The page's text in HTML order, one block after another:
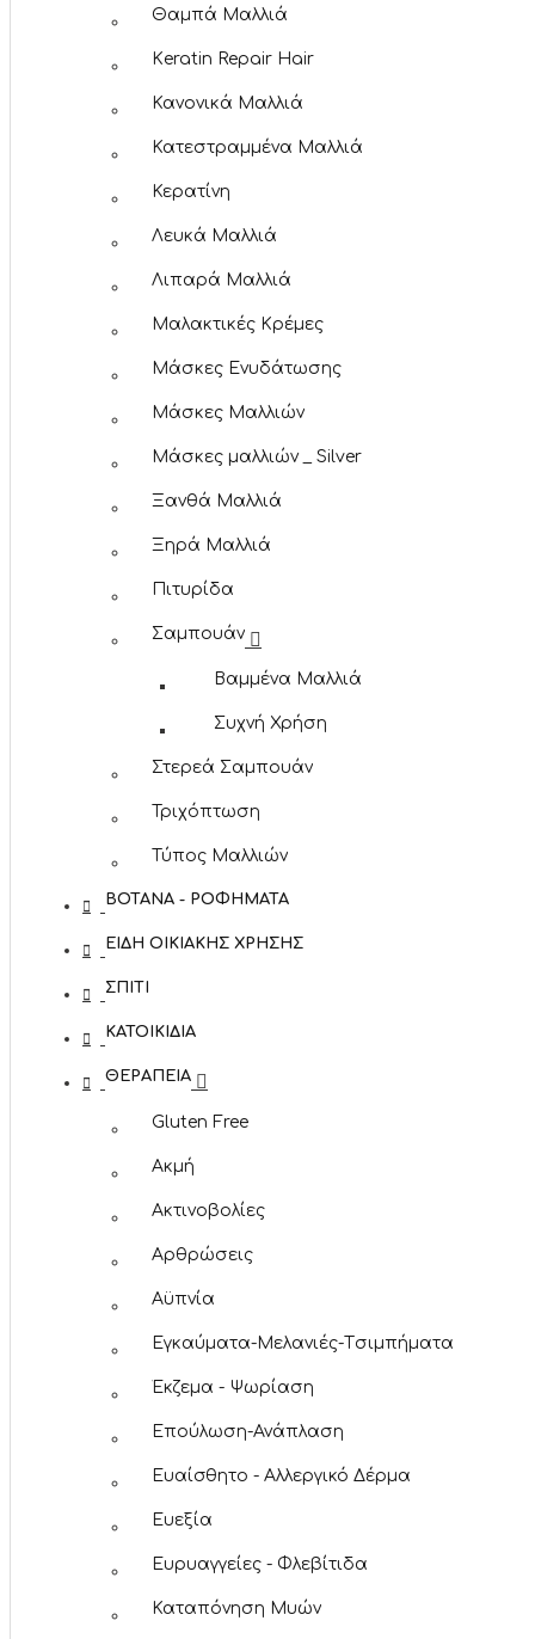
Θαμπά Μαλλιά
Κeratin Repair Hair
Κανονικά Μαλλιά
Κατεστραμμένα Μαλλιά
Κερατίνη
Λευκά Μαλλιά
Λιπαρά Μαλλιά
Μαλακτικές Κρέμες
Μάσκες Ενυδάτωσης
Μάσκες Μαλλιών
Μάσκες μαλλιών _ Silver
Ξανθά Μαλλιά
Ξηρά Μαλλιά
Πιτυρίδα
Σαμπουάν
Βαμμένα Μαλλιά
Συχνή Χρήση
Στερεά Σαμπουάν
Τριχόπτωση
Τύπος Μαλλιών
ΒΌΤΑΝΑ - ΡΟΦΉΜΑΤΑ
ΕΊΔΗ ΟΙΚΙΑΚΉΣ ΧΡΉΣΗΣ
ΣΠΊΤΙ
ΚΑΤΟΙΚΊΔΙΑ
ΘΕΡΑΠΕΊΑ
Gluten Free
Ακμή
Ακτινοβολίες
Αρθρώσεις
Αϋπνία
Εγκαύματα-Μελανιές-Tσιμπήματα
Έκζεμα - Ψωρίαση
Επούλωση-Ανάπλαση
Ευαίσθητο - Αλλεργικό Δέρμα
Ευεξία
Ευρυαγγείες - Φλεβίτιδα
Καταπόνηση Μυών